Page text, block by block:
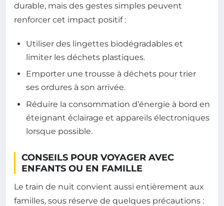
durable, mais des gestes simples peuvent
renforcer cet impact positif :
Utiliser des lingettes biodégradables et
limiter les déchets plastiques.
Emporter une trousse à déchets pour trier
ses ordures à son arrivée.
Réduire la consommation d’énergie à bord en
éteignant éclairage et appareils électroniques
lorsque possible.
CONSEILS POUR VOYAGER AVEC
ENFANTS OU EN FAMILLE
Le train de nuit convient aussi entièrement aux
familles, sous réserve de quelques précautions :